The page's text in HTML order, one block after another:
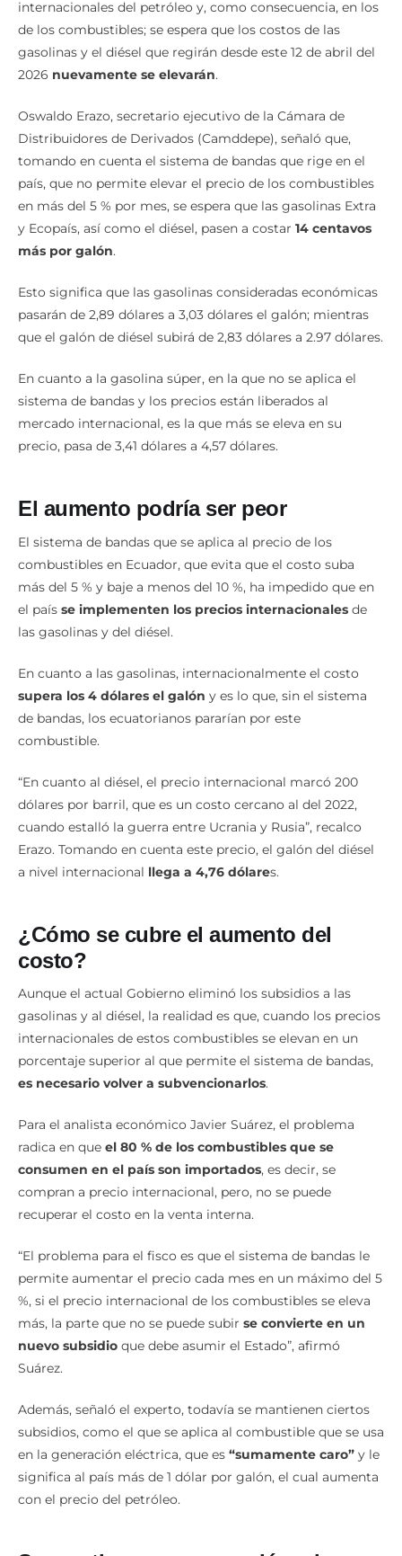
de los combustibles; se espera que los costos de las
gasolinas y el diésel que regirán desde este 12 de abril del
2026nuevamente se elevarán.
Distribuidores de Derivados (Camddepe), señaló que,
tomando en cuenta el sistema de bandas que rige en el
país, que no permite elevar el precio de los combustibles
en más del 5 % por mes, se espera que las gasolinas Extra
y Ecopaís, así como el diésel, pasen a costar14 centavos
más por galón.
pasarán de 2,89 dólares a 3,03 dólares el galón; mientras
que el galón de diésel subirá de 2,83 dólares a 2.97 dólares.
sistema de bandas y los precios están liberados al
mercado internacional, es la que más se eleva en su
precio, pasa de 3,41 dólares a 4,57 dólares.
El sistema de bandas que se aplica al precio de los
combustibles en Ecuador, que evita que el costo suba
más del 5 % y baje a menos del 10 %, ha impedido que en
el paísse implementen los precios internacionalesde
las gasolinas y del diésel.
supera los 4 dólares el galóny es lo que, sin el sistema
de bandas, los ecuatorianos pararían por este
combustible.
dólares por barril, que es un costo cercano al del 2022,
cuando estalló la guerra entre Ucrania y Rusia”, recalco
Erazo. Tomando en cuenta este precio, el galón del diésel
a nivel internacionalllega a 4,76 dólares.
costo?
Aunque el actual Gobierno eliminó los subsidios a las
gasolinas y al diésel, la realidad es que, cuando los precios
internacionales de estos combustibles se elevan en un
porcentaje superior al que permite el sistema de bandas,
es necesario volver a subvencionarlos.
radica en queel 80 % de los combustibles que se
consumen en el país son importados, es decir, se
compran a precio internacional, pero, no se puede
recuperar el costo en la venta interna.
permite aumentar el precio cada mes en un máximo del 5
%, si el precio internacional de los combustibles se eleva
más, la parte que no se puede subirse convierte en un
nuevo subsidioque debe asumir el Estado”, afirmó
Suárez.
subsidios, como el que se aplica al combustible que se usa
en la generación eléctrica, que es“sumamente caro”y le
significa al país más de 1 dólar por galón, el cual aumenta
con el precio del petróleo.